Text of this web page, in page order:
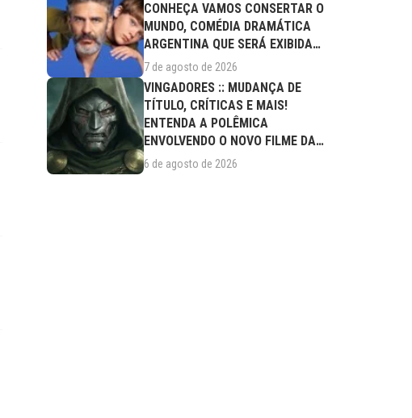
CONHEÇA VAMOS CONSERTAR O
MUNDO, COMÉDIA DRAMÁTICA
ARGENTINA QUE SERÁ EXIBIDA
NESTA SEXTA (07/08)
7 de agosto de 2026
VINGADORES :: MUDANÇA DE
TÍTULO, CRÍTICAS E MAIS!
ENTENDA A POLÊMICA
ENVOLVENDO O NOVO FILME DA
MARVEL
6 de agosto de 2026